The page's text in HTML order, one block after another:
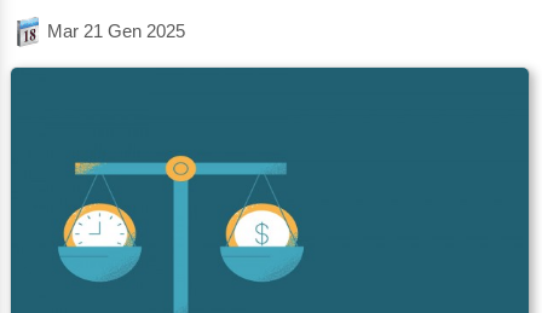
Mar 21 Gen 2025